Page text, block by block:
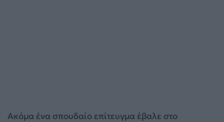
Ακόμα ένα σπουδαίο επίτευγμα έβαλε στο